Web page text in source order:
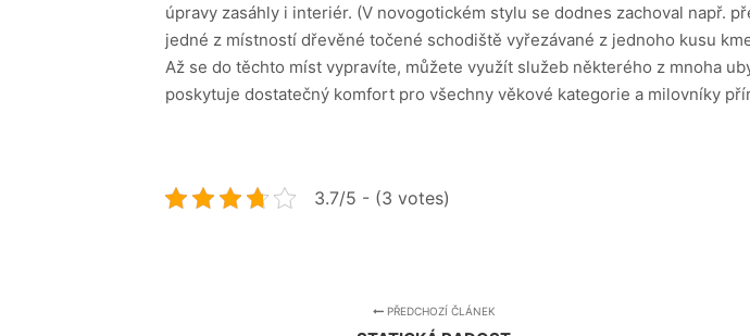
úpravy zasáhly i interiér. (V novogotickém stylu se dodnes zachoval např.
jedné z místností dřevěné točené schodiště vyřezávané z jednoho kusu
Až se do těchto míst vypravíte, můžete využít služeb některého z mnoha
poskytuje dostatečný komfort pro všechny věkové kategorie a milovníky
3.7/5 - (3 votes)
PŘEDCHOZÍ ČLÁNEK